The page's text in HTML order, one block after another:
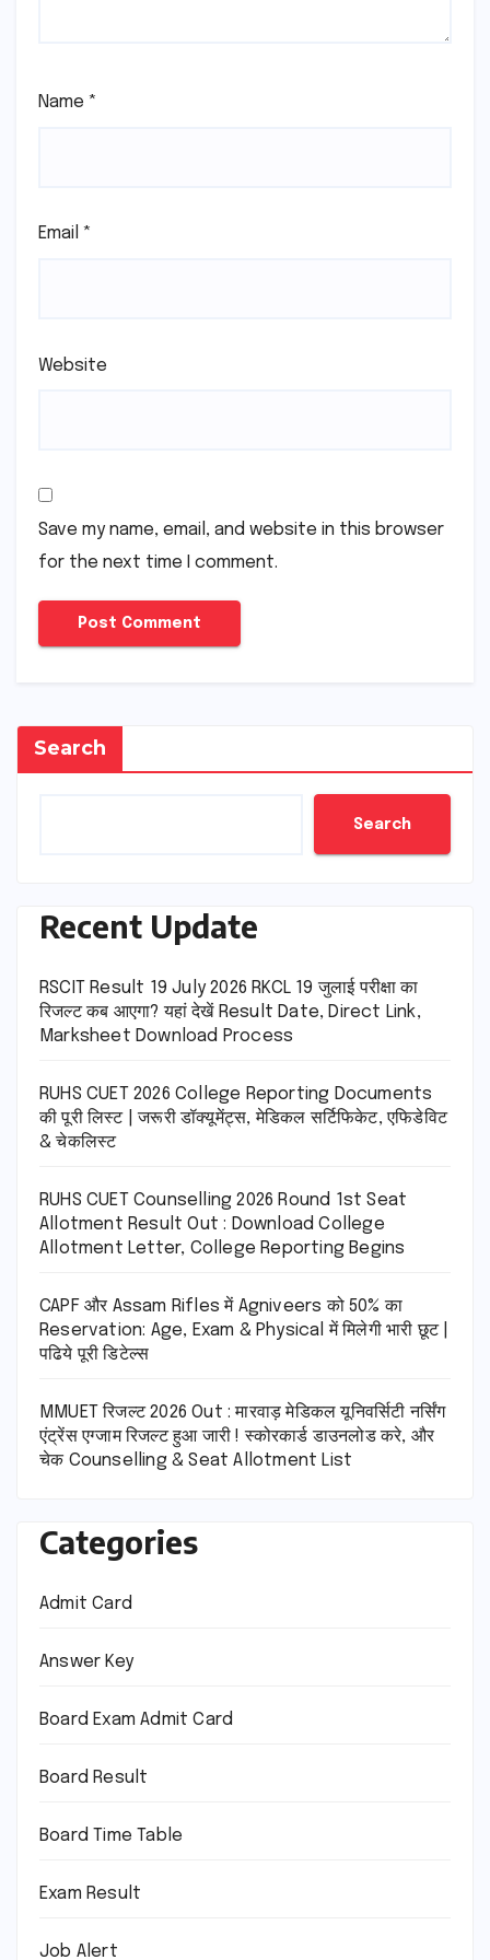
Name *
Email *
Website
Save my name, email, and website in this browser
for the next time I comment.
Search
Search
Recent Update
RSCIT Result 19 July 2026 RKCL 19 जुलाई परीक्षा का
रिजल्ट कब आएगा? यहां देखें Result Date, Direct Link,
Marksheet Download Process
RUHS CUET 2026 College Reporting Documents
की पूरी लिस्ट | जरूरी डॉक्यूमेंट्स, मेडिकल सर्टिफिकेट, एफिडेविट
& चेकलिस्ट
RUHS CUET Counselling 2026 Round 1st Seat
Allotment Result Out : Download College
Allotment Letter, College Reporting Begins
CAPF और Assam Rifles में Agniveers को 50% का
Reservation: Age, Exam & Physical में मिलेगी भारी छूट |
पढिये पूरी डिटेल्स
MMUET रिजल्ट 2026 Out : मारवाड़ मेडिकल यूनिवर्सिटी नर्सिंग
एंट्रेंस एग्जाम रिजल्ट हुआ जारी ! स्कोरकार्ड डाउनलोड करे, और
चेक Counselling & Seat Allotment List
Categories
Admit Card
Answer Key
Board Exam Admit Card
Board Result
Board Time Table
Exam Result
Job Alert